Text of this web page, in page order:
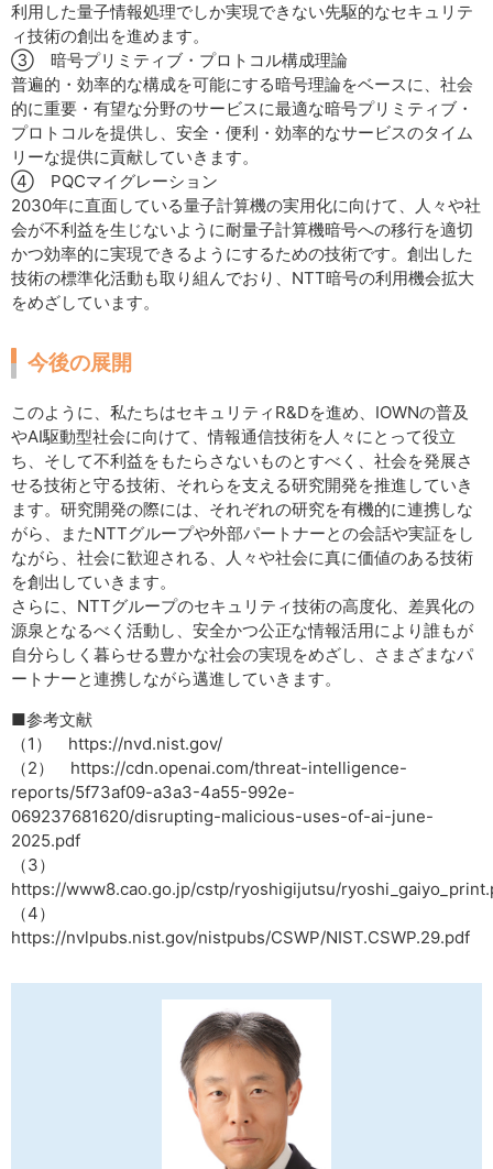
利用した量子情報処理でしか実現できない先駆的なセキュリテ
ィ技術の創出を進めます。
③ 暗号プリミティブ・プロトコル構成理論
普遍的・効率的な構成を可能にする暗号理論をベースに、社会
的に重要・有望な分野のサービスに最適な暗号プリミティブ・
プロトコルを提供し、安全・便利・効率的なサービスのタイム
リーな提供に貢献していきます。
④ PQCマイグレーション
2030年に直面している量子計算機の実用化に向けて、人々や社
会が不利益を生じないように耐量子計算機暗号への移行を適切
かつ効率的に実現できるようにするための技術です。創出した
技術の標準化活動も取り組んでおり、NTT暗号の利用機会拡大
をめざしています。
今後の展開
このように、私たちはセキュリティR&Dを進め、IOWNの普及
やAI駆動型社会に向けて、情報通信技術を人々にとって役立
ち、そして不利益をもたらさないものとすべく、社会を発展さ
せる技術と守る技術、それらを支える研究開発を推進していき
ます。研究開発の際には、それぞれの研究を有機的に連携しな
がら、またNTTグループや外部パートナーとの会話や実証をし
ながら、社会に歓迎される、人々や社会に真に価値のある技術
を創出していきます。
さらに、NTTグループのセキュリティ技術の高度化、差異化の
源泉となるべく活動し、安全かつ公正な情報活用により誰もが
自分らしく暮らせる豊かな社会の実現をめざし、さまざまなパ
ートナーと連携しながら邁進していきます。
■参考文献
（1） https://nvd.nist.gov/
（2） https://cdn.openai.com/threat-intelligence-
reports/5f73af09-a3a3-4a55-992e-
069237681620/disrupting-malicious-uses-of-ai-june-
2025.pdf
（3）
https://www8.cao.go.jp/cstp/ryoshigijutsu/
（4）
https://nvlpubs.nist.gov/nistpubs/CSWP/NIST.CSWP.29.pdf